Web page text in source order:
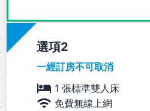
選項
一經訂房不可取消
1 張標準雙人床
免費無線上網